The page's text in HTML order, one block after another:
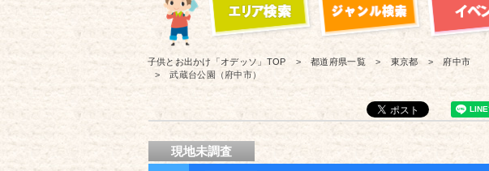
子供とお出かけ「オデッソ」 TOP 都道府県一覧 東京都
府中市
武蔵台公園（府中市）
現地未調査